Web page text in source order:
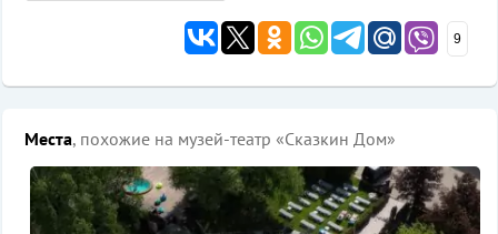
9
Места, похожие на музей-театр «Сказкин Дом»